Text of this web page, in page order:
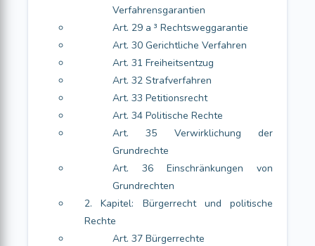
Verfahrensgarantien
Art. 29 a ³ Rechtsweggarantie
Art. 30 Gerichtliche Verfahren
Art. 31 Freiheitsentzug
Art. 32 Strafverfahren
Art. 33 Petitionsrecht
Art. 34 Politische Rechte
Art. 35 Verwirklichung der
Grundrechte
Art. 36 Einschränkungen von
Grundrechten
2. Kapitel: Bürgerrecht und politische
Rechte
Art. 37 Bürgerrechte